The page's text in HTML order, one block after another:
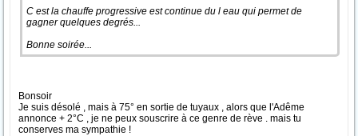
C est la chauffe progressive est continue du l eau qui permet de
gagner quelques degrés...
Bonne soirée...
Bonsoir
Je suis désolé , mais à 75° en sortie de tuyaux , alors que l'Adême
annonce + 2°C , je ne peux souscrire à ce genre de rève . mais tu
conserves ma sympathie !